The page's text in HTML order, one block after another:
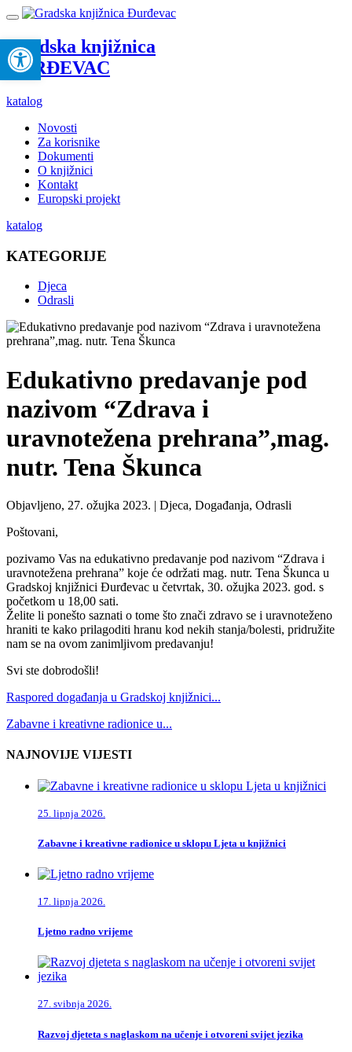
Gradska knjižnica
ĐURĐEVAC
katalog
Novosti
Za korisnike
Dokumenti
O knjižnici
Kontakt
Europski projekt
katalog
KATEGORIJE
Djeca
Odrasli
Edukativno predavanje pod
nazivom “Zdrava i
uravnotežena prehrana”,mag.
nutr. Tena Škunca
Objavljeno, 27. ožujka 2023. | Djeca, Događanja, Odrasli
Poštovani,
pozivamo Vas na edukativno predavanje pod nazivom “Zdrava i
uravnotežena prehrana” koje će održati mag. nutr. Tena Škunca u
Gradskoj knjižnici Đurđevac u četvrtak, 30. ožujka 2023. god. s
početkom u 18,00 sati.
Želite li ponešto saznati o tome što znači zdravo se i uravnoteženo
hraniti te kako prilagoditi hranu kod nekih stanja/bolesti, pridružite
nam se na ovom zanimljivom predavanju!
Svi ste dobrodošli!
Raspored događanja u Gradskoj knjižnici...
Zabavne i kreativne radionice u...
NAJNOVIJE VIJESTI
25. lipnja 2026.
Zabavne i kreativne radionice u sklopu Ljeta u knjižnici
17. lipnja 2026.
Ljetno radno vrijeme
27. svibnja 2026.
Razvoj djeteta s naglaskom na učenje i otvoreni svijet jezika
Open toolbar